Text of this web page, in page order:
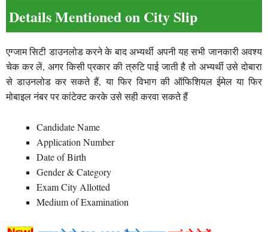
Details Mentioned on City Slip
एग्जाम सिटी डाउनलोड करने के बाद अभ्यर्थी अपनी यह सभी जानकारी अवश्य
चेक कर लें, अगर किसी प्रकार की त्रुटि पाई जाती है तो अभ्यर्थी उसे दोबारा
से डाउनलोड कर सकते हैं, या फिर विभाग की ऑफिशियल ईमेल या फिर
मोबाइल नंबर पर कांटेक्ट करके उसे सही करवा सकते हैं
Candidate Name
Application Number
Date of Birth
Gender & Category
Exam City Allotted
Medium of Examination